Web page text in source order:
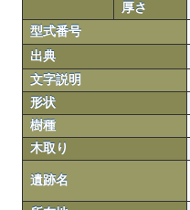
厚さ
型式番号
出典
文字説明
形状
樹種
木取り
遺跡名